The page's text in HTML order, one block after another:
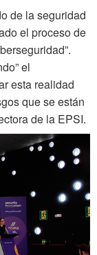
de la seguridad
el proceso de
el
esta realidad
que se están
de la EPSI.